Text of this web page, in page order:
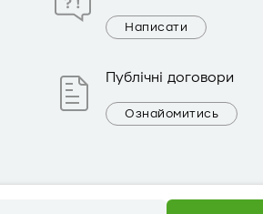
Написати
Публічні договори
Ознайомитись